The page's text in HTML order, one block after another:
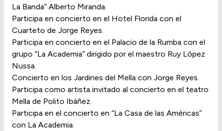
La Banda” Alberto Miranda.
Participa en concierto en el Hotel Florida con el
Cuarteto de Jorge Reyes.
Participa en concierto en el Palacio de la Rumba con el
grupo “La Academia” dirigido por el maestro Ruy López
Nussa.
Concierto en los Jardines del Mella con Jorge Reyes.
Participa como artista invitado al concierto en el teatro
Mella de Polito Ibáñez.
Participa en el concierto en “La Casa de las Américas”
con La Academia.